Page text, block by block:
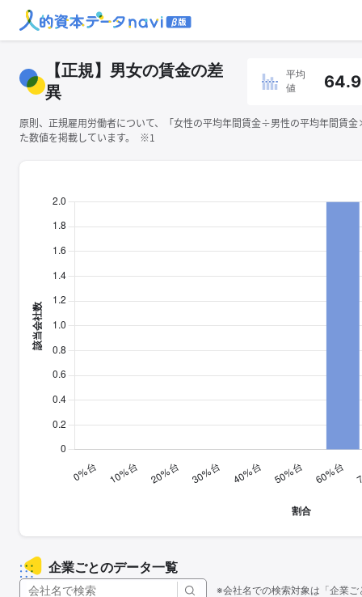
【正規】男女の賃金の差
異
平均
値
原則、正規雇用労働者について、「女性の平均年間賃金÷男性の平均年間賃
た数値を掲載しています。 ※1
企業ごとのデータ一覧
※会社名での検索対象は「企業